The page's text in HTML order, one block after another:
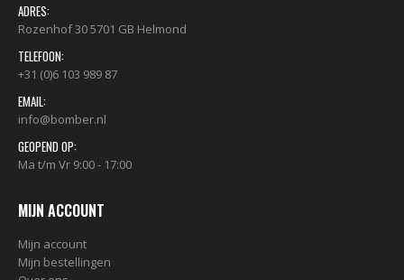
ADRES:
Rozenhof 30 5701 GB Helmond
TELEFOON:
+31 (0)6 103 989 87
EMAIL:
info@bomber.nl
GEOPEND OP:
Ma t/m Vr 9:00 - 17:00
MIJN ACCOUNT
Mijn account
Mijn bestellingen